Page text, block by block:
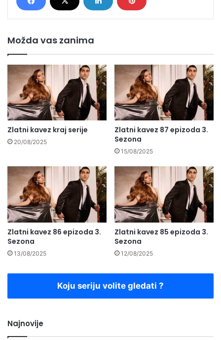
Možda vas zanima
Zlatni kavez kraj serije
20/08/2025
Zlatni kavez 87 epizoda 3.
Sezona
15/08/2025
Zlatni kavez 86 epizoda 3.
Sezona
13/08/2025
Zlatni kavez 85 epizoda 3.
Sezona
12/08/2025
Koju seriju volite gledati ?
Najnovije